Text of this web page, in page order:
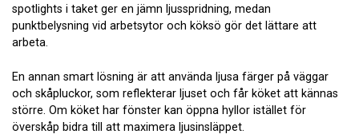
spotlights i taket ger en jämn ljusspridning, medan
punktbelysning vid arbetsytor och köksö gör det lättare att
arbeta.
En annan smart lösning är att använda ljusa färger på väggar
och skåpluckor, som reflekterar ljuset och får köket att kännas
större. Om köket har fönster kan öppna hyllor istället för
överskåp bidra till att maximera ljusinsläppet.